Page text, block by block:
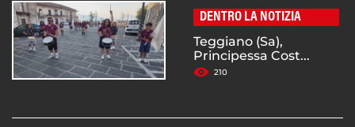
DENTRO LA NOTIZIA
Teggiano (Sa),
Principessa Cost...
210